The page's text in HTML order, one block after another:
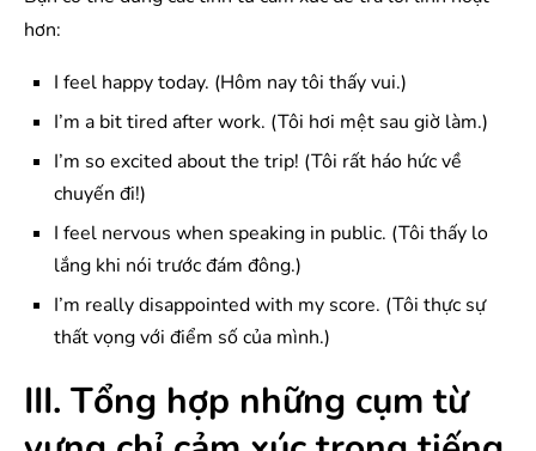
hơn:
I feel happy today. (Hôm nay tôi thấy vui.)
I’m a bit tired after work. (Tôi hơi mệt sau giờ làm.)
I’m so excited about the trip! (Tôi rất háo hức về
chuyến đi!)
I feel nervous when speaking in public. (Tôi thấy lo
lắng khi nói trước đám đông.)
I’m really disappointed with my score. (Tôi thực sự
thất vọng với điểm số của mình.)
III. Tổng hợp những cụm từ